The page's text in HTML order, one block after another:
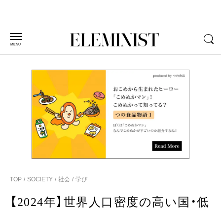
MENU
TOP SOCIETY 社会 学び
【2024年】世界人口密度の高い国・低